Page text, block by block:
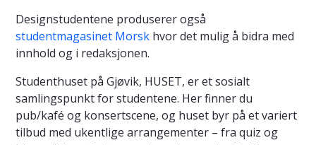
Designstudentene produserer også
studentmagasinet Morsk hvor det mulig å bidra med
innhold og i redaksjonen.
Studenthuset på Gjøvik, HUSET, er et sosialt
samlingspunkt for studentene. Her finner du
pub/kafé og konsertscene, og huset byr på et variert
tilbud med ukentlige arrangementer – fra quiz og